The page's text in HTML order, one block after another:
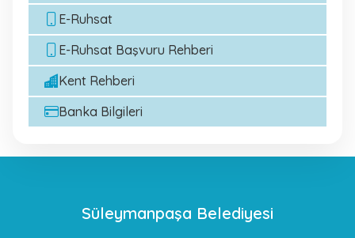
E-Ruhsat
E-Ruhsat Başvuru Rehberi
Kent Rehberi
Banka Bilgileri
Süleymanpaşa Belediyesi